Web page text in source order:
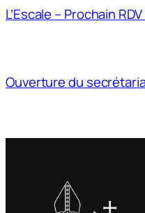
L’Escale – Prochain
Ouverture du